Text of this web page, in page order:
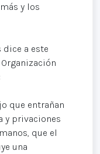
y los
dice a este
que entrañan
y privaciones
que el
una